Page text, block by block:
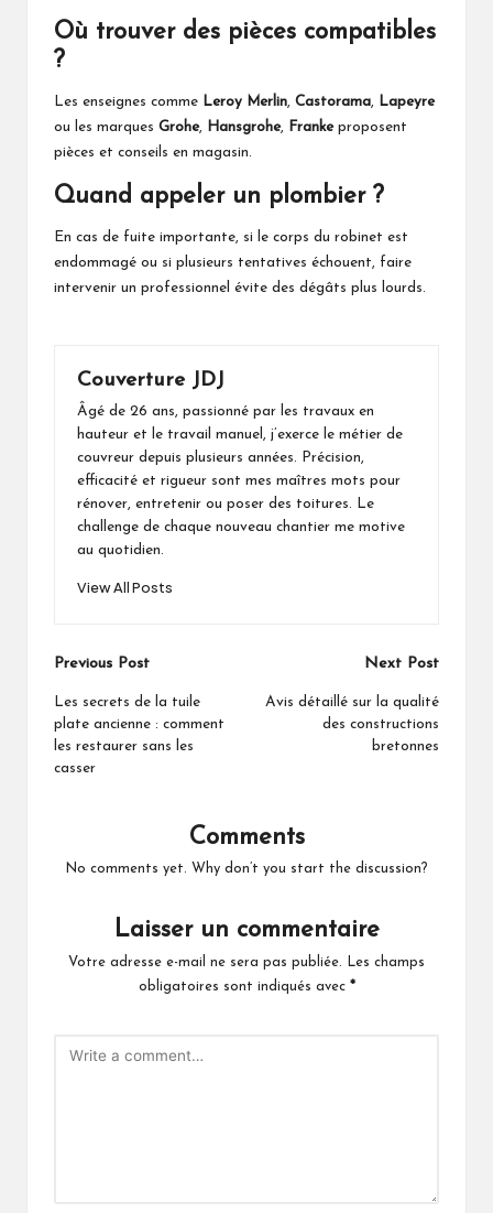
Où trouver des pièces compatibles
?
Les enseignes comme Leroy Merlin, Castorama,
Lapeyre
ou les marques Grohe, Hansgrohe, Frankeproposent
pièces et conseils en magasin.
Quand appeler un plombier ?
En cas de fuite importante, si le corps du robinet est
endommagé ou si plusieurs tentatives échouent, faire
intervenir un professionnel évite des dégâts plus lourds.
Couverture JDJ
Âgé de 26 ans, passionné par les travaux en
hauteur et le travail manuel, j’exerce le métier de
couvreur depuis plusieurs années. Précision,
efficacité et rigueur sont mes maîtres mots pour
rénover, entretenir ou poser des toitures. Le
challenge de chaque nouveau chantier me motive
au quotidien.
View All Posts
Post
navigation
Previous Post
Les secrets de la tuile
plate ancienne : comment
les restaurer sans les
casser
Next Post
Avis détaillé sur la qualité
des constructions
bretonnes
Comments
No comments yet. Why don’t you start the discussion?
Laisser un commentaire
Votre adresse e-mail ne sera pas publiée.
Les champs
obligatoires sont indiqués avec *